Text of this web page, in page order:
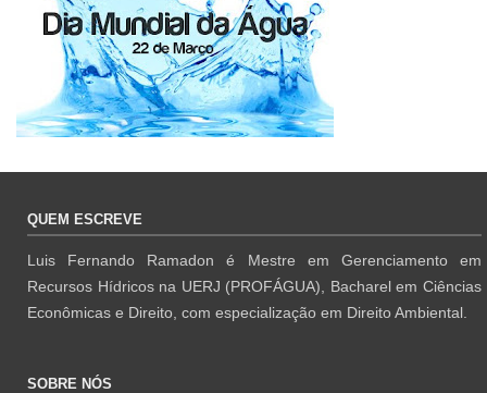
QUEM ESCREVE
Luis Fernando Ramadon é Mestre em Gerenciamento em
Recursos Hídricos na UERJ (PROFÁGUA), Bacharel em Ciências
Econômicas e Direito, com especialização em Direito Ambiental.
SOBRE NÓS